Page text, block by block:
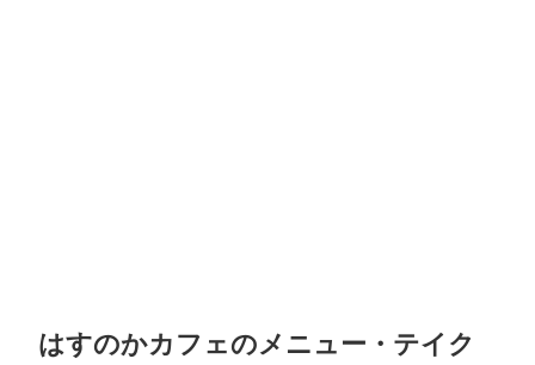
はすのかカフェのメニュー・テイク